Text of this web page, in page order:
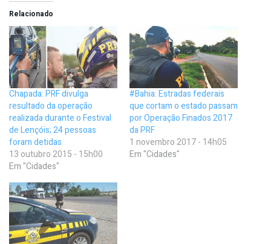
Relacionado
Chapada: PRF divulga
resultado da operação
realizada durante o Festival
de Lençóis; 24 pessoas
foram detidas
13 outubro 2015 - 15h00
Em "Cidades"
#Bahia: Estradas federais
que cortam o estado passam
por Operação Finados 2017
da PRF
1 novembro 2017 - 14h05
Em "Cidades"